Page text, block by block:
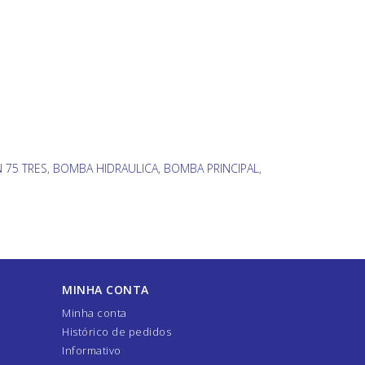
75 TRES, BOMBA HIDRAULICA, BOMBA PRINCIPAL,
MINHA CONTA
Minha conta
Histórico de pedidos
Informativo